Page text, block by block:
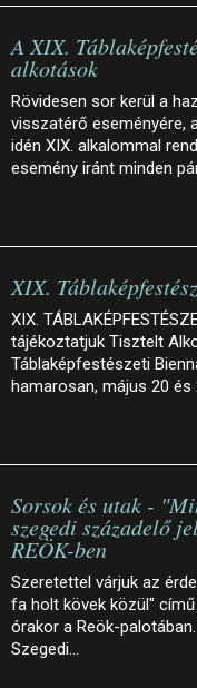
A XIX.
alkotások
Rövidesen sor kerül a
visszatérő eseményére,
idén XIX. alkalommal
esemény iránt minden
XIX.
XIX.
tájékoztatjuk Tisztelt
Táblaképfestészeti
hamarosan, május 20 és
Sorsok és utak -
szegedi századelő
REÖK-ben
Szeretettel várjuk az
fa holt kövek közül"
órakor a Reök-
Szegedi…